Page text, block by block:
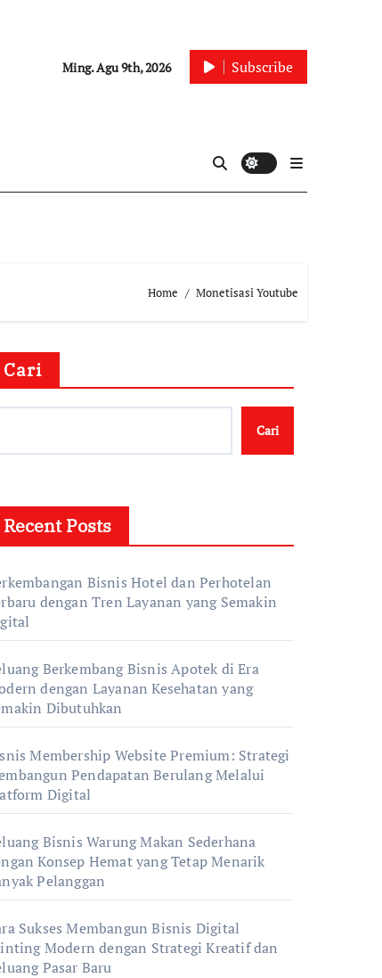
Ming. Agu 9th, 2026 Subscribe
Home Monetisasi Youtube
Cari
Cari
Recent Posts
Bisnis Hotel dan Perhotelan
dengan Tren Layanan yang Semakin
Berkembang Bisnis Apotek di Era
dengan Layanan Kesehatan yang
Dibutuhkan
Membership Website Premium: Strategi
Pendapatan Berulang Melalui
Digital
Bisnis Warung Makan Sederhana
Konsep Hemat yang Tetap Menarik
Pelanggan
Sukses Membangun Bisnis Digital
Modern dengan Strategi Kreatif dan
Pasar Baru